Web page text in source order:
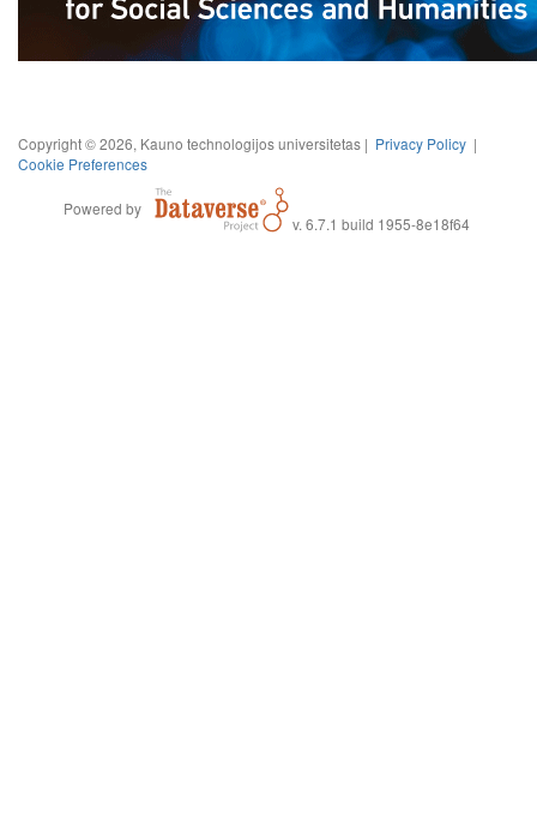
Copyright © 2026, Kauno technologijos universitetas | Privacy Policy |
Cookie Preferences
Powered by
v. 6.7.1 build 1955-8e18f64